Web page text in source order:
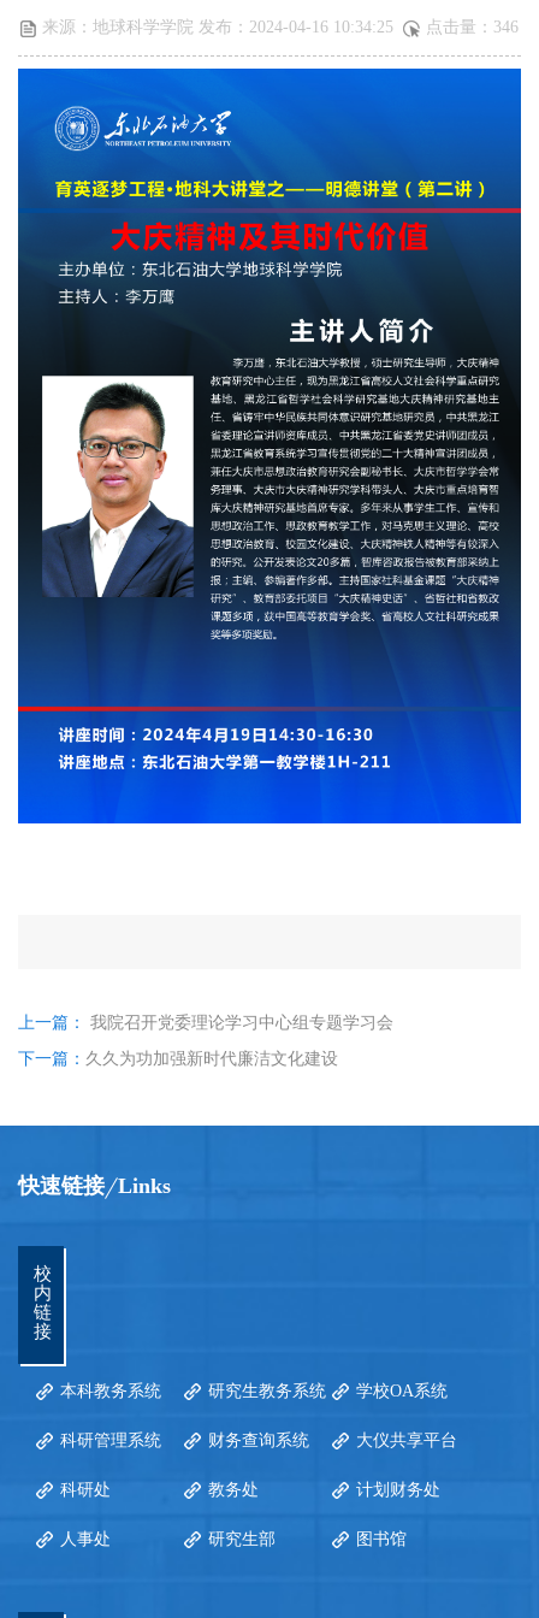
来源：地球科学学院 发布：2024-04-16 10:34:25 点击量： 346
上一篇： 我院召开党委理论学习中心组专题学习会
下一篇： 久久为功加强新时代廉洁文化建设
快速链接 Links
校
内
链
接
本科教务系统 研究生教务系统 学校OA系统
科研管理系统 财务查询系统 大仪共享平台
科研处 教务处 计划财务处
人事处 研究生部 图书馆